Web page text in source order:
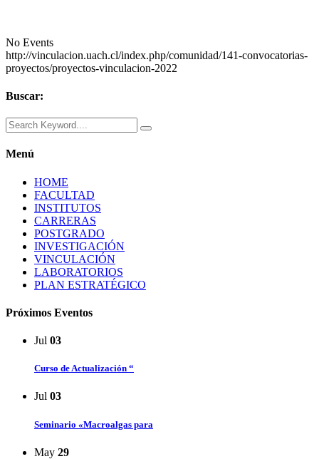
No Events
http://vinculacion.uach.cl/index.php/comunidad/141-convocatorias-
proyectos/proyectos-vinculacion-2022
Buscar:
Menú
HOME
FACULTAD
INSTITUTOS
CARRERAS
POSTGRADO
INVESTIGACIÓN
VINCULACIÓN
LABORATORIOS
PLAN ESTRATÉGICO
Próximos Eventos
Jul 03
Curso de Actualización “
Jul 03
Seminario «Macroalgas para
May 29